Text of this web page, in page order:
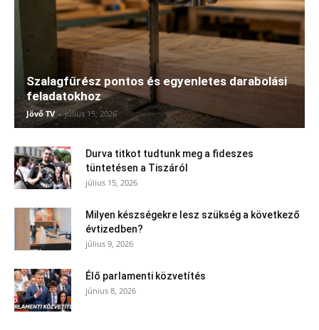
Szalagfűrész pontos és egyenletes darabolási
feladatokhoz
Jövő TV - július 15, 2026
Durva titkot tudtunk meg a fideszes
tüntetésen a Tiszáról
július 15, 2026
Milyen készségekre lesz szükség a következő
évtizedben?
július 9, 2026
Élő parlamenti közvetítés
június 8, 2026